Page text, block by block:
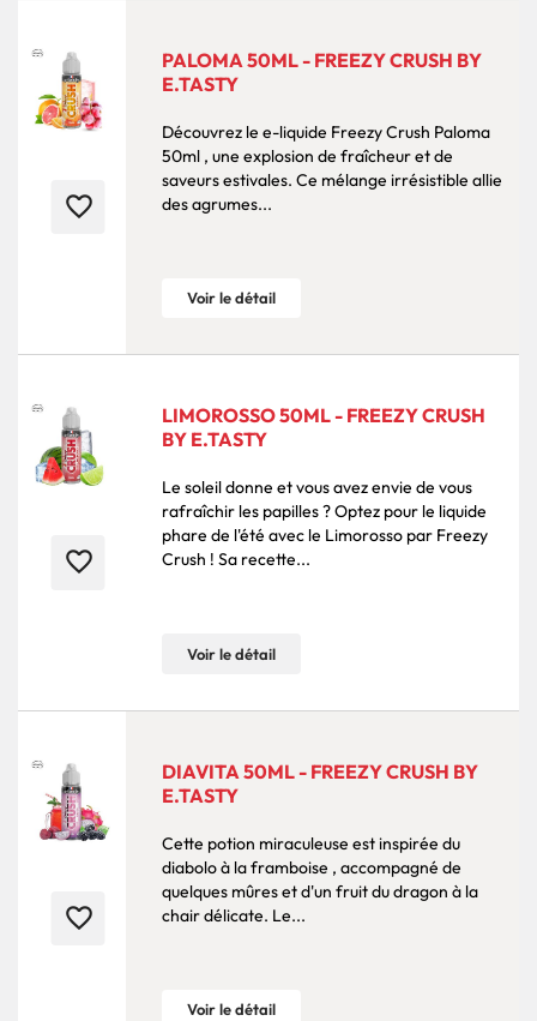
favorite_border
PALOMA 50ML - FREEZY CRUSH BY
E.TASTY
Découvrez le e-liquide Freezy Crush Paloma
50ml , une explosion de fraîcheur et de
saveurs estivales. Ce mélange irrésistible allie
des agrumes...
Voir le détail
favorite_border
LIMOROSSO 50ML - FREEZY CRUSH
BY E.TASTY
Le soleil donne et vous avez envie de vous
rafraîchir les papilles ? Optez pour le liquide
phare de l'été avec le Limorosso par Freezy
Crush ! Sa recette...
Voir le détail
favorite_border
DIAVITA 50ML - FREEZY CRUSH BY
E.TASTY
Cette potion miraculeuse est inspirée du
diabolo à la framboise , accompagné de
quelques mûres et d'un fruit du dragon à la
chair délicate. Le...
Voir le détail